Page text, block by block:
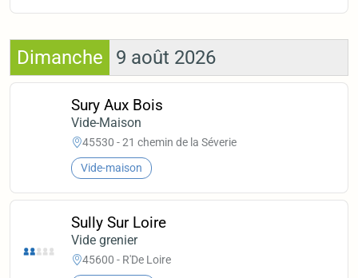
Dimanche 9 août 2026
Sury Aux Bois
Vide-Maison
45530 - 21 chemin de la Séverie
Vide-maison
Sully Sur Loire
Vide grenier
45600 - R'De Loire